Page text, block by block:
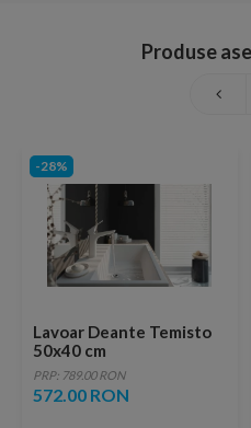
Produse
-28%
Lavoar Deante Temisto
50x40 cm
dreptunghiular montaj
pe blat alb
PRP: 789.00 RON
572.00 RON